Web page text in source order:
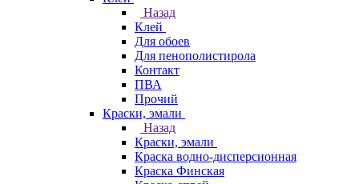
Назад
Клей
Для обоев
Для пенополистирола
Контакт
ПВА
Прочий
Краски, эмали
Назад
Краски, эмали
Краска водно-дисперсионная
Краска Финская